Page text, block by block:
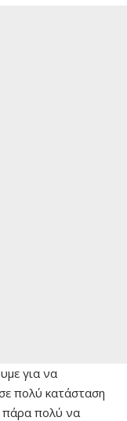
για να
πολύ κατάσταση
πάρα πολύ να